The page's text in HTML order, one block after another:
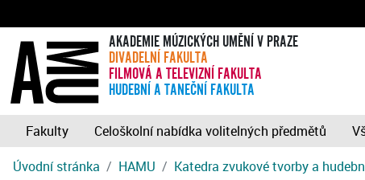
AKADEMIE MÚZICKÝCH UMĚNÍ V PRAZE
DIVADELNÍ FAKULTA
FILMOVÁ A TELEVIZNÍ FAKULTA
HUDEBNÍ A TANEČNÍ FAKULTA
Fakulty Celoškolní nabídka volitelných předmětů
Úvodní stránka
HAMU Katedra zvukové tvorby a